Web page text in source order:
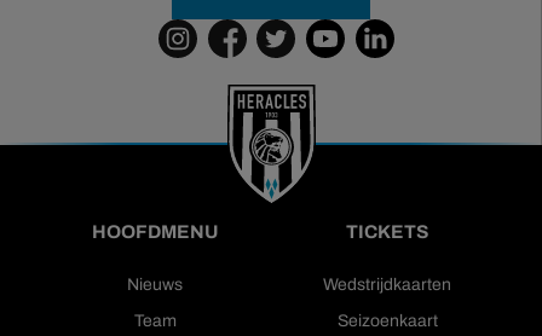
HOOFDMENU
Nieuws
Team
TICKETS
Wedstrijdkaarten
Seizoenkaart